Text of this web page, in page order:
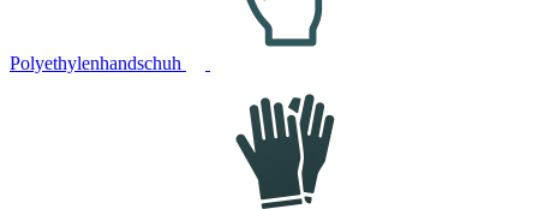
Polyethylenhandschuh